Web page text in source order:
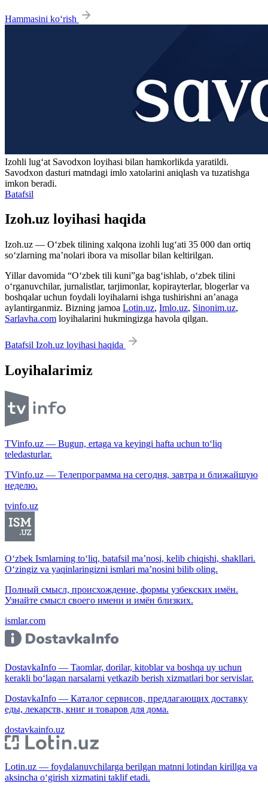
Hammasini ko‘rish
Izohli lugʻat Savodxon loyihasi bilan hamkorlikda yaratildi.
Savodxon dasturi matndagi imlo xatolarini aniqlash va tuzatishga
imkon beradi.
Batafsil
Izoh.uz loyihasi haqida
Izoh.uz — O‘zbek tilining xalqona izohli lug‘ati 35 000 dan ortiq
so‘zlarning ma’nolari ibora va misollar bilan keltirilgan.
Yillar davomida “O‘zbek tili kuni”ga bag‘ishlab, o‘zbek tilini
o‘rganuvchilar, jurnalistlar, tarjimonlar, kopirayterlar, blogerlar va
boshqalar uchun foydali loyihalarni ishga tushirishni an’anaga
aylantirganmiz. Bizning jamoa Lotin.uz, Imlo.uz, Sinonim.uz,
Sarlavha.com loyihalarini hukmingizga havola qilgan.
Batafsil Izoh.uz loyihasi haqida
Loyihalarimiz
TVinfo.uz — Bugun, ertaga va keyingi hafta uchun to‘liq
teledasturlar.
TVinfo.uz — Телепрограмма на сегодня, завтра и ближайшую
неделю.
tvinfo.uz
O‘zbek Ismlarning to‘liq, batafsil ma’nosi, kelib chiqishi, shakllari.
O‘zingiz va yaqinlaringizni ismlari ma’nosini bilib oling.
Полный смысл, происхождение, формы узбекских имён.
Узнайте смысл своего имени и имён близких.
ismlar.com
DostavkaInfo — Taomlar, dorilar, kitoblar va boshqa uy uchun
kerakli bo‘lagan narsalarni yetkazib berish xizmatlari bor servislar.
DostavkaInfo — Каталог сервисов, предлагающих доставку
еды, лекарств, книг и товаров для дома.
dostavkainfo.uz
Lotin.uz — foydalanuvchilarga berilgan matnni lotindan kirillga va
aksincha o‘girish xizmatini taklif etadi.